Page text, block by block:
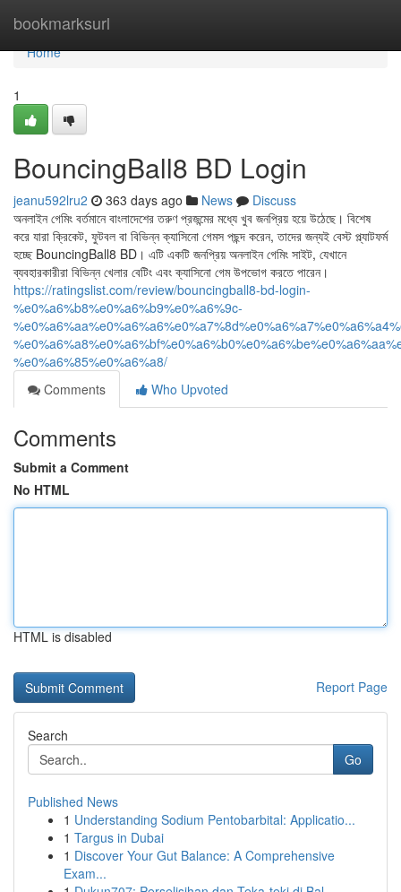
bookmarksurl
Home
Home
1
BouncingBall8 BD Login
jeanu592lru2 363 days ago News
Discuss
অনলাইন গেমিং বর্তমানে বাংলাদেশের তরুণ প্রজন্মের মধ্যে খুব জনপ্রিয় হয়ে উঠেছে। বিশেষ
করে যারা ক্রিকেট, ফুটবল বা বিভিন্ন ক্যাসিনো গেমস পছন্দ করেন, তাদের জন্যই বেস্ট প্ল্যাটফর্ম
হচ্ছে BouncingBall8 BD। এটি একটি জনপ্রিয় অনলাইন গেমিং সাইট, যেখানে
ব্যবহারকারীরা বিভিন্ন খেলার বেটিং এবং ক্যাসিনো গেম উপভোগ করতে পারেন।
https://ratingslist.com/review/bouncingball8-bd-login-
%e0%a6%b8%e0%a6%b9%e0%a6%9c-
%e0%a6%85%e0%a6%a8/
Comments
Who Upvoted
Comments
Submit a Comment
No HTML
HTML is disabled
Report Page
Search
Go
Published News
1 Understanding Sodium Pentobarbital: Applicatio...
1 Targus in Dubai
1 Discover Your Gut Balance: A Comprehensive
Exam...